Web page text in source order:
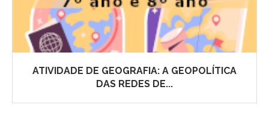
ATIVIDADE DE GEOGRAFIA: A GEOPOLÍTICA
DAS REDES DE...